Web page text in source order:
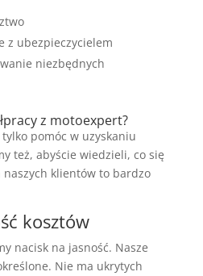
z ubezpieczycielem
niezbędnych
z motoexpert?
pomóc w uzyskaniu
też, abyście wiedzieli, co się
klientów to bardzo
kosztów
nacisk na jasność. Nasze
Nie ma ukrytych